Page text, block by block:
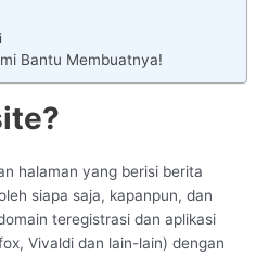
Bantu Membuatnya!
halaman yang berisi berita
siapa saja, kapanpun, dan
teregistrasi dan aplikasi
Vivaldi dan lain-lain) dengan